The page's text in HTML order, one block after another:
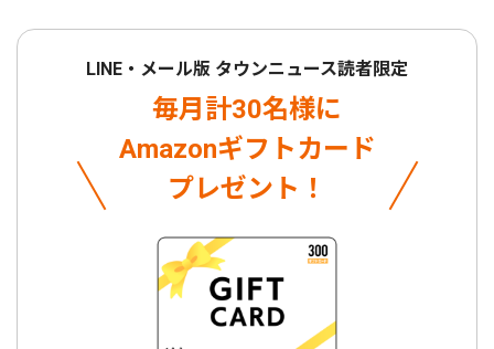
LINE・メール版 タウンニュース読者限定
毎月計30名様に
Amazonギフトカード
プレゼント！